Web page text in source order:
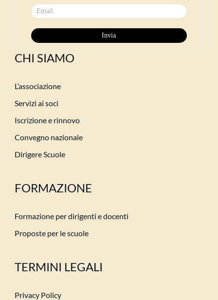
CHI SIAMO
L’associazione
Servizi ai soci
Iscrizione e rinnovo
Convegno nazionale
Dirigere Scuole
FORMAZIONE
Formazione per dirigenti e docenti
Proposte per le scuole
TERMINI LEGALI
Privacy Policy